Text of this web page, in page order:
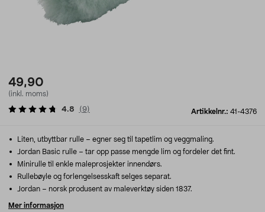
49,90
(inkl. moms)
Artikkelnr.: 41-4376
4.8 (9)
Liten, utbyttbar rulle – egner seg til tapetlim og veggmaling.
Jordan Basic rulle – tar opp passe mengde lim og fordeler det fint.
Minirulle til enkle maleprosjekter innendørs.
Rullebøyle og forlengelsesskaft selges separat.
Jordan – norsk produsent av maleverktøy siden 1837.
Mer informasjon